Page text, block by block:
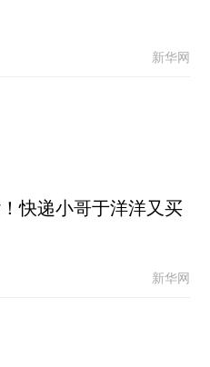
新华网
快递小哥于洋洋又买
新华网